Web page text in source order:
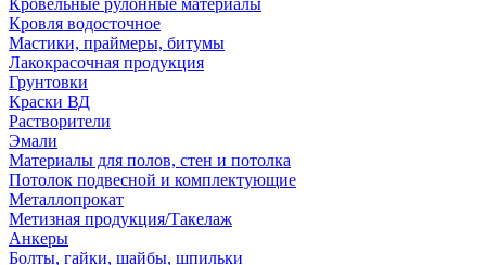
Кровельные рулонные материалы
Кровля водосточное
Мастики, праймеры, битумы
Лакокрасочная продукция
Грунтовки
Краски ВД
Растворители
Эмали
Материалы для полов, стен и потолка
Потолок подвесной и комплектующие
Металлопрокат
Метизная продукция/Такелаж
Анкеры
Болты, гайки, шайбы, шпильки